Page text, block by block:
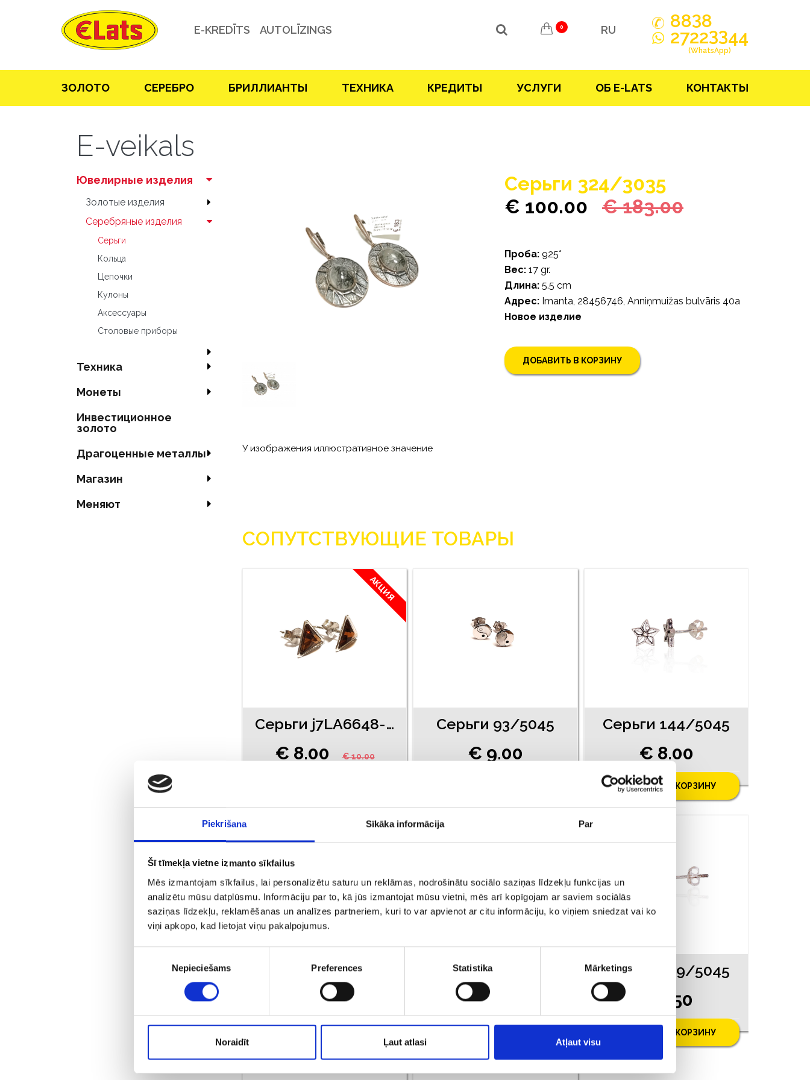
Piekrišana Sīkāka informācija Par
Šī tīmekļa vietne izmanto sīkfailus
Mēs izmantojam sīkfailus, lai personalizētu saturu un reklāmas, nodrošinātu sociālo saziņas līdzekļu funkcijas un
analizētu mūsu datplūsmu. Informāciju par to, kā jūs izmantojat mūsu vietni, mēs arī kopīgojam ar saviem sociālās
saziņas līdzekļu, reklamēšanas un analīzes partneriem, kuri to var apvienot ar citu informāciju, ko viņiem sniedzat vai ko
viņi apkopo, kad lietojat viņu pakalpojumus.
Nepieciešams Preferences Statistika Mārketings
Noraidīt Ļaut atlasi Atļaut visu
E-KREDĪTS AUTOLĪZINGS 0 RU 8838
27223344
(WhatsApp)
ЗOЛOТO СЕРЕБРO БРИЛЛИАНТЫ ТЕХНИКА КРЕДИТЫ УСЛУГИ ОБ E-LATS КОНТАКТЫ
E-veikals
Ювелирные изделия
Зoлoтые изделия
Серебряные изделия
Серьги
Кольца
Цепочки
Кулоны
Аксесcуары
Столовые приборы
Техника
Mонеты
Инвестиционное
золото
Драгоценные металлы
Магазин
Меняют
У изображения иллюстративное значение
Серьги 324/3035
€ 100.00 € 183.00
Проба: 925*
Bес: 17 gr.
Длина: 5.5 cm
Адрес: Imanta, 28456746, Anniņmuižas bulvāris 40a
Новое изделие
ДОБАВИТЬ В КОРЗИНУ
СОПУТСТВУЮЩИЕ ТОВАРЫ
АКЦИЯ
Cерьги j7LA6648-81
€ 8.00€ 10.00
Серьги 93/5045
€ 9.00
Серьги 144/5045
€ 8.00
ДОБАВИТЬ В КОРЗИНУ
Серьги 145/5045
€ 6.50
Серьги 148/5045
€ 7.50
Серьги 149/5045
€ 5.50
ДОБАВИТЬ В КОРЗИНУ